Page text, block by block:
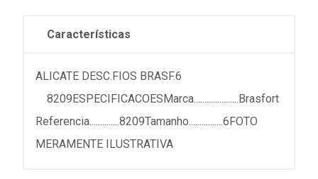
Características
ALICATE DESC.FIOS BRASF.6
8209ESPECIFICACOESMarca.....................Brasfort
Referencia..............8209Tamanho................6FOTO
MERAMENTE ILUSTRATIVA